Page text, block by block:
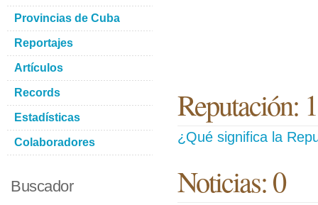
Reputación:
¿Qué significa la
Noticias: 0
Provincias de Cuba
Reportajes
Artículos
Records
Estadísticas
Colaboradores
Buscador